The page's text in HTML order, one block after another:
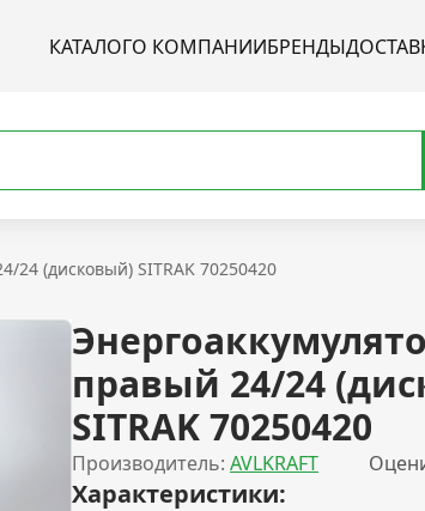
КАТАЛОГО КОМПАНИИБРЕНДЫ
24 (дисковый) SITRAK 70250420
правый 24/24
SITRAK 70250420
Производитель: AVLKRAFT
Характеристики: